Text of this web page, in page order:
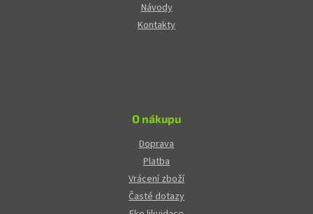
Návody
Kontakty
O nákupu
Doprava
Platba
Vrácení zboží
Časté dotazy